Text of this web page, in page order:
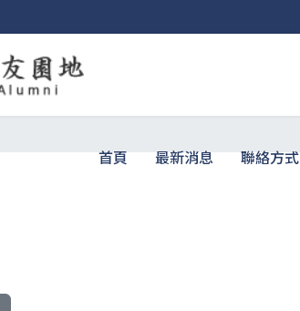
首頁 最新消息 聯絡方式